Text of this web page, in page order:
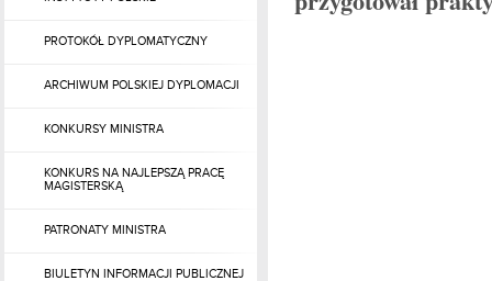
PROTOKÓŁ DYPLOMATYCZNY
ARCHIWUM POLSKIEJ DYPLOMACJI
KONKURSY MINISTRA
KONKURS NA NAJLEPSZĄ PRACĘ
MAGISTERSKĄ
PATRONATY MINISTRA
BIULETYN INFORMACJI PUBLICZNEJ